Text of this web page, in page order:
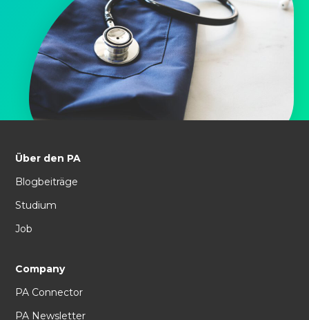
Über den PA
Blogbeiträge
Studium
Job
Company
PA Connector
PA Newsletter